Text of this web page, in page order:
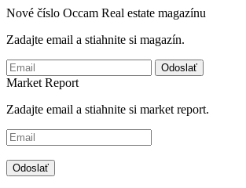
Nové číslo Occam Real estate magazínu
Zadajte email a stiahnite si magazín.
Odoslať
Market Report
Zadajte email a stiahnite si market report.
Odoslať